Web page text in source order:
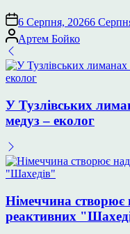
6 Серпня, 20266
Опубліковано
Артем Бойко
У Тузлівських
медуз – еколог
Німеччина
реактивних